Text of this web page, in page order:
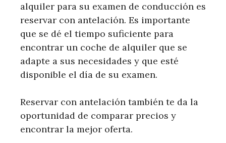
alquiler para su examen de conducción es
reservar con antelación. Es importante
que se dé el tiempo suficiente para
encontrar un coche de alquiler que se
adapte a sus necesidades y que esté
disponible el día de su examen.
Reservar con antelación también te da la
oportunidad de comparar precios y
encontrar la mejor oferta.